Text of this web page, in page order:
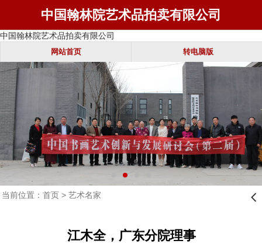
中国翰林院艺术品拍卖有限公司
中国翰林院艺术品拍卖有限公司
网站首页 转电脑版
当前位置： 首页> 艺术名家 󰊒
江木全，广东分院理事